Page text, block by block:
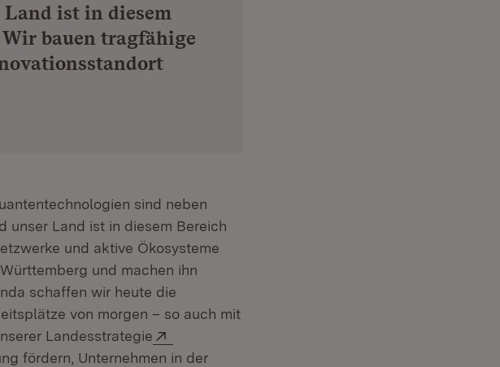
ist in diesem
bauen tragfähige
sind neben
unser Land ist in diesem Bereich
und aktive Ökosysteme
und machen ihn
schaffen wir heute die
von morgen – so auch mit
Landesstrategie
fördern, Unternehmen in der